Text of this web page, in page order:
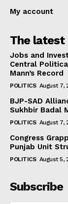
My account
The latest
Jobs and
Central
Mann’s Record
POLITICS August 7,
BJP-SAD
Sukhbir Badal
POLITICS August 7,
Congress
Punjab Unit
POLITICS August 5,
Subscribe